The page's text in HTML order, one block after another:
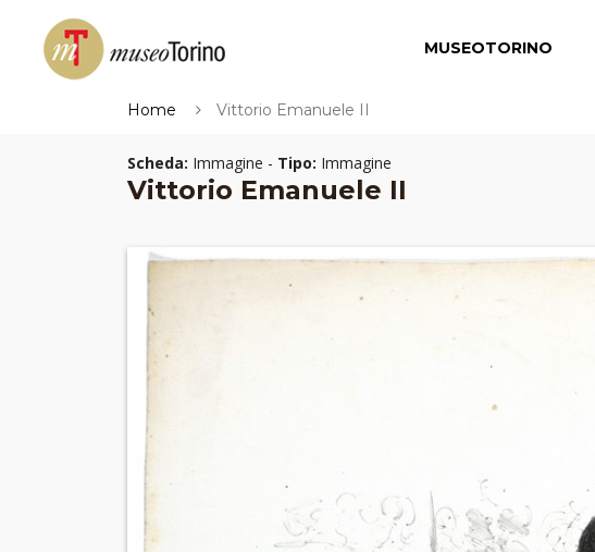
MUSEOTORINO
Home Vittorio Emanuele II
Scheda: Immagine - Tipo: Immagine
Vittorio Emanuele II